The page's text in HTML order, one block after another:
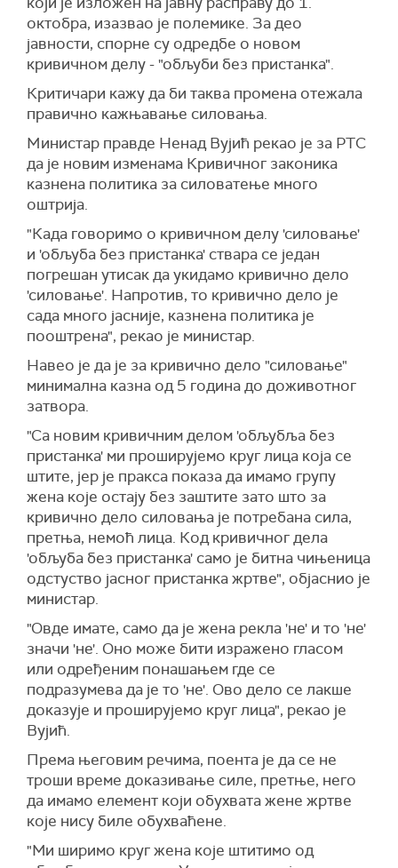
октобра, изазвао је полемике. За део
јавности, спорне су одредбе о новом
кривичном делу - "обљуби без пристанка".
Критичари кажу да би таква промена отежала
правично кажњавање силовања.
Mинистaр правде Ненад Вујић рекао је за РТС
да је новим изменама Кривичног законика
казнена политика за силоватење много
оштрија.
"Када говоримо о кривичном делу 'силовање'
и 'обљуба без пристанка' ствара се један
погрешан утисак да укидамо кривично дело
'силовање'. Напротив, то кривично дело је
сада много јасније, казнена политика је
пооштрена", рекао је министар.
Навео је да је за кривично дело "силовање"
минимална казна од 5 година до доживотног
затвора.
"Са новим кривичним делом 'обљубља без
пристанка' ми проширујемо круг лица која се
штите, јер је пракса показа да имамо групу
жена које остају без заштите зато што за
кривично дело силовања је потребана сила,
претња, немоћ лица. Код кривичног дела
'обљуба без пристанка' само је битна чињеница
одстуство јасног пристанка жртве", објаснио је
министар.
"Овде имате, само да је жена рекла 'не' и то 'не'
значи 'не'. Оно може бити изражено гласом
или одређеним понашањем где се
подразумева да је то 'не'. Ово дело се лакше
доказује и проширујемо круг лица", рекао је
Вујић.
Према његовим речима, поента је да се не
троши време доказивање силе, претње, него
да имамо елемент који обухвата жене жртве
које нису биле обухваћене.
"Ми ширимо круг жена које штитимо од